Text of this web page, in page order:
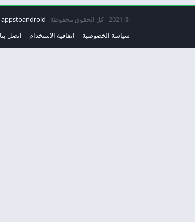
© 2021 - كل الحقوق محفوظة -
appstoandroid
سياسة الخصوصية
اتفاقية الاستخدام اتصل بنا